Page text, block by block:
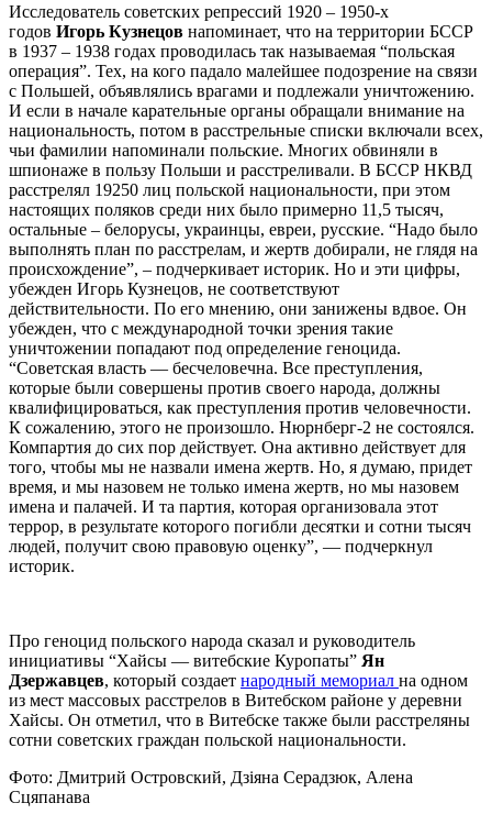
Исследователь советских репрессий 1920 – 1950-х
годов Игорь Кузнецов напоминает, что на территории БССР
в 1937 – 1938 годах проводилась так называемая “польская
операция”. Тех, на кого падало малейшее подозрение на связи
с Польшей, объявлялись врагами и подлежали уничтожению.
И если в начале карательные органы обращали внимание на
национальность, потом в расстрельные списки включали всех,
чьи фамилии напоминали польские. Многих обвиняли в
шпионаже в пользу Польши и расстреливали. В БССР НКВД
расстрелял 19250 лиц польской национальности, при этом
настоящих поляков среди них было примерно 11,5 тысяч,
остальные – белорусы, украинцы, евреи, русские. “Надо было
выполнять план по расстрелам, и жертв добирали, не глядя на
происхождение”, – подчеркивает историк. Но и эти цифры,
убежден Игорь Кузнецов, не соответствуют
действительности. По его мнению, они занижены вдвое. Он
убежден, что с международной точки зрения такие
уничтожении попадают под определение геноцида.
“Советская власть — бесчеловечна. Все преступления,
которые были совершены против своего народа, должны
квалифицироваться, как преступления против человечности.
К сожалению, этого не произошло. Нюрнберг-2 не состоялся.
Компартия до сих пор действует. Она активно действует для
того, чтобы мы не назвали имена жертв. Но, я думаю, придет
время, и мы назовем не только имена жертв, но мы назовем
имена и палачей. И та партия, которая организовала этот
террор, в результате которого погибли десятки и сотни тысяч
людей, получит свою правовую оценку”, — подчеркнул
историк.
Про геноцид польского народа сказал и руководитель
инициативы “Хайсы — витебские Куропаты” Ян
Дзержавцев, который создает народный мемориал на одном
из мест массовых расстрелов в Витебском районе у деревни
Хайсы. Он отметил, что в Витебске также были расстреляны
сотни советских граждан польской национальности.
Фото: Дмитрий Островский, Дзіяна Серадзюк, Алена
Сцяпанава